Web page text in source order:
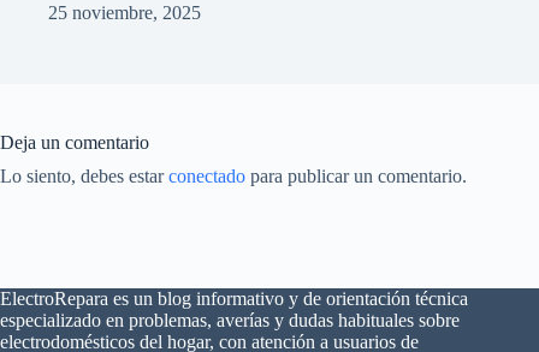
25 noviembre, 2025
Deja un comentario
Lo siento, debes estarconectado para publicar un comentario.
ElectroRepara es un blog informativo y de orientación técnica
especializado en problemas, averías y dudas habituales sobre
electrodomésticos del hogar, con atención a usuarios de